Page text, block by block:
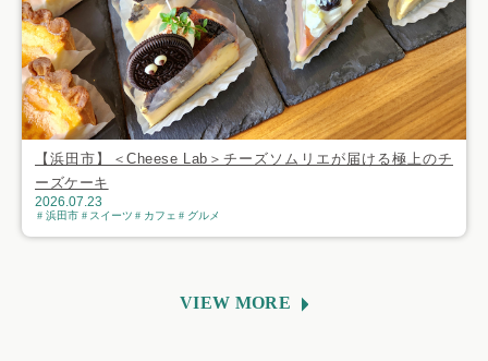
【浜田市】＜Cheese Lab＞チーズソムリエが届ける極上のチ
ーズケーキ
2026.07.23
浜田市 スイーツ カフェ グルメ
VIEW MORE